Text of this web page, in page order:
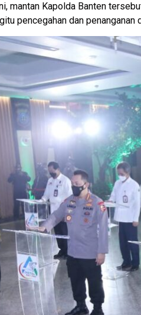
mantan Kapolda Banten
pencegahan dan